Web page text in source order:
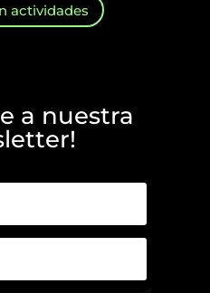
actividades
a nuestra